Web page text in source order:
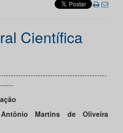
Científica
Martins de Oliveira